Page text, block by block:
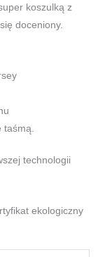
koszulką z
doceniony.
technologii
ekologiczny